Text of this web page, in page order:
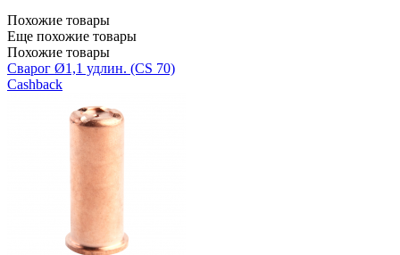
Похожие товары
Еще похожие товары
Похожие товары
Сварог Ø1,1 удлин. (CS 70)
Cashback